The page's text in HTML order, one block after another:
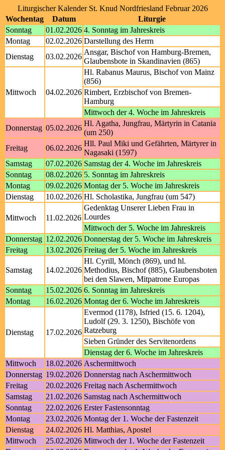
Liturgischer Kalender St. Knud Nordfriesland Februar 2026
Wochentag
Datum
Liturgie
Sonntag
01.02.2026 4. Sonntag im Jahreskreis
Montag
02.02.2026 Darstellung des Herrn
Dienstag
03.02.2026
Ansgar, Bischof von Hamburg-Bremen,
Glaubensbote in Skandinavien (865)
Mittwoch 04.02.2026
Hl. Rabanus Maurus, Bischof von Mainz
(856)
Rimbert, Erzbischof von Bremen-
Hamburg
Mittwoch der 4. Woche im Jahreskreis
Donnerstag 05.02.2026
Hl. Agatha, Jungfrau, Märtyrin in Catania
(um 250)
Freitag
06.02.2026
Hll. Paul Miki und Gefährten, Märtyrer in
Nagasaki (1597)
Samstag
07.02.2026 Samstag der 4. Woche im Jahreskreis
Sonntag
08.02.2026 5. Sonntag im Jahreskreis
Montag
09.02.2026 Montag der 5. Woche im Jahreskreis
Dienstag
10.02.2026 Hl. Scholastika, Jungfrau (um 547)
Mittwoch 11.02.2026
Gedenktag Unserer Lieben Frau in
Lourdes
Mittwoch der 5. Woche im Jahreskreis
Donnerstag 12.02.2026 Donnerstag der 5. Woche im Jahreskreis
Freitag
13.02.2026 Freitag der 5. Woche im Jahreskreis
Samstag 14.02.2026
Hl. Cyrill, Mönch (869), und hl.
Methodius, Bischof (885), Glaubensboten
bei den Slawen, Mitpatrone Europas
Sonntag
15.02.2026 6. Sonntag im Jahreskreis
Montag
16.02.2026 Montag der 6. Woche im Jahreskreis
Dienstag 17.02.2026
Evermod (1178), Isfried (15. 6. 1204),
Ludolf (29. 3. 1250), Bischöfe von
Ratzeburg
Sieben Gründer des Servitenordens
Dienstag der 6. Woche im Jahreskreis
Mittwoch
18.02.2026 Aschermittwoch
Donnerstag 19.02.2026 Donnerstag nach Aschermittwoch
Freitag
20.02.2026 Freitag nach Aschermittwoch
Samstag
21.02.2026 Samstag nach Aschermittwoch
Sonntag
22.02.2026 Erster Fastensonntag
Montag
23.02.2026 Montag der 1. Woche der Fastenzeit
Dienstag
24.02.2026 Hl. Matthias, Apostel
Mittwoch
25.02.2026 Mittwoch der 1. Woche der Fastenzeit